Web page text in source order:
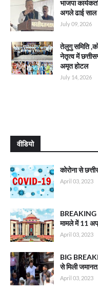
भाजपा
अगले ढाई साल
July 09, 2026
तेलुगु समिति
नेतृत्व में
अमृत होटल
July 14, 2026
वीडियो
कोरोना से
April 03, 2023
BREAKING
मामले में 11
April 03, 2023
BIG
से मिली
April 03, 2023